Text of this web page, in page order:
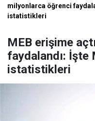
milyonlarca öğrenci
istatistikleri
MEB erişime
faydalandı: İşte
istatistikleri